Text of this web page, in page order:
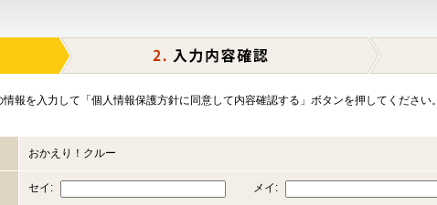
情報を入力して「個人情報保護方針に同意して内容確認する」ボタンを押してください。
おかえり！クルー
セイ: メイ: